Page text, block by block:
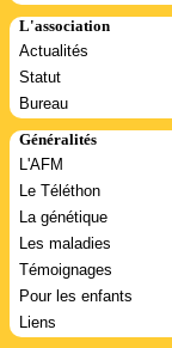
L'association
Actualités
Statut
Bureau
Généralités
L'AFM
Le Téléthon
La génétique
Les maladies
Témoignages
Pour les enfants
Liens